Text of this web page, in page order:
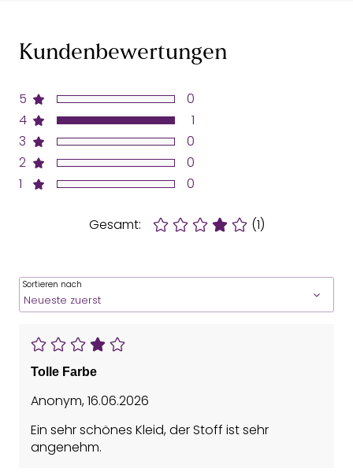
Kundenbewertungen
5
4
3
2
1
0
1
0
0
0
Gesamt: (1)
Sortieren nach
Tolle Farbe
Anonym,16.06.2026
Ein sehr schönes Kleid, der Stoff ist sehr
angenehm.